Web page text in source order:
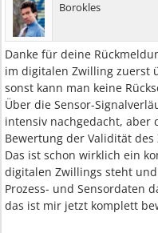
Borokles
Danke für deine
im digitalen Zwilling zuerst
sonst kann man keine
Über die Sensor-
intensiv nachgedacht, aber
Bewertung der Validität
Das ist schon wirklich ein
digitalen Zwillings steht
Prozess- und Sensordaten
das ist mir jetzt komplett